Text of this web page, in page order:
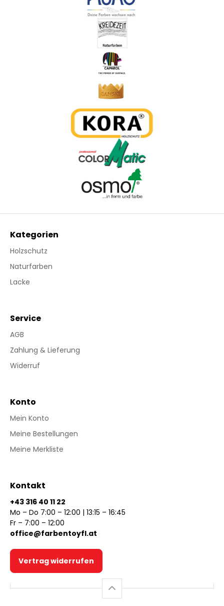
Kategorien
Holzschutz
Naturfarben
Lacke
Service
AGB
Zahlung & Lieferung
Widerruf
Konto
Mein Konto
Meine Bestellungen
Meine Merkliste
Kontakt
+43 316 40 11 22
Mo – Do 7:00 – 12:00 | 13:15 – 16:45
Fr – 7:00 – 12:00
office@farbentoyfl.at
Vertrag widerrufen